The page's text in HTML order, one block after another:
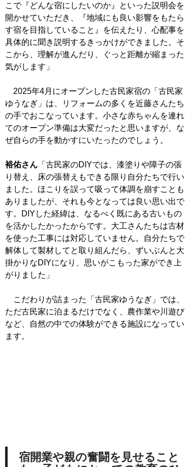
こで『どんな宿にしたいのか』といった説明会を
開かせていただき、『地域にも良い影響をもたら
す宿を目指していること』を伝えたり、心配事を
具体的に聞き説明するきっかけができました。そ
こから、理解が進んだり、ぐっと距離が縮まった
気がします」
2025年4月にオープンした古民家宿の「古民家
ゆうなぎ」は、リフォームの多くを近藤さんたち
の手でおこなっています。小さな赤ちゃんを連れ
てのオープン準備は大変だったと思いますが、な
ぜ自らの手を動かすにいたったのでしょう。
裕佑さん 「古民家のDIYでは、漆塗りや障子の張
り替え、床の張替えもできる限り自分たちで行い
ました。ほこりを誤って吸って体調を崩すことも
ありましたが、それも今となっては良い思い出で
す。DIYした経緯は、なるべく既にある古いもの
を活かしたかったからです。大工さんたちは古材
を使った工事には対応していません。自分たちで
解体して製材してと取り組んだら、ずいぶんと大
掛かりなDIYになり、思いがこもった家ができ上
がりました」
こだわりが詰まった「古民家ゆうなぎ」では、
ただ古民家に泊まるだけでなく、農作業や川遊び
など、自然の中での体験ができる施設になってい
ます。
宿開業や親の奮闘を見せること